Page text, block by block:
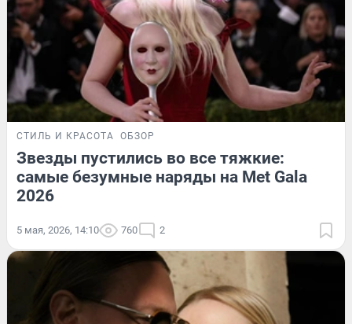
СТИЛЬ И КРАСОТА ОБЗОР
Звезды пустились во все тяжкие:
самые безумные наряды на Met Gala
2026
5 мая, 2026, 14:10 760 2